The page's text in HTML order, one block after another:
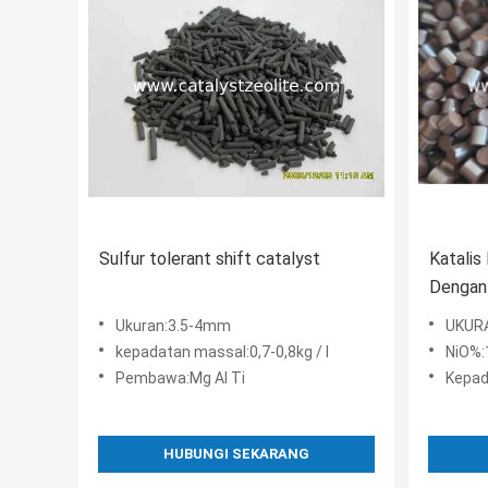
Sulfur tolerant shift catalyst
Ukuran:3.5-4mm
kepadatan massal:0,7-0,8kg / l
Pembawa:Mg Al Ti
HUBUNGI SEKARANG
Katalis